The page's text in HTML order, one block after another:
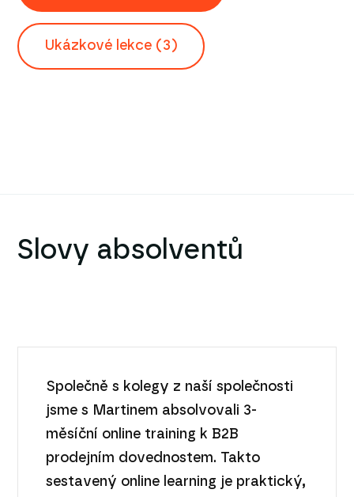
Ukázkové lekce (3)
Slovy absolventů
Společně s kolegy z naší společnosti
jsme s Martinem absolvovali 3-
měsíční online training k B2B
prodejním dovednostem. Takto
sestavený online learning je praktický,